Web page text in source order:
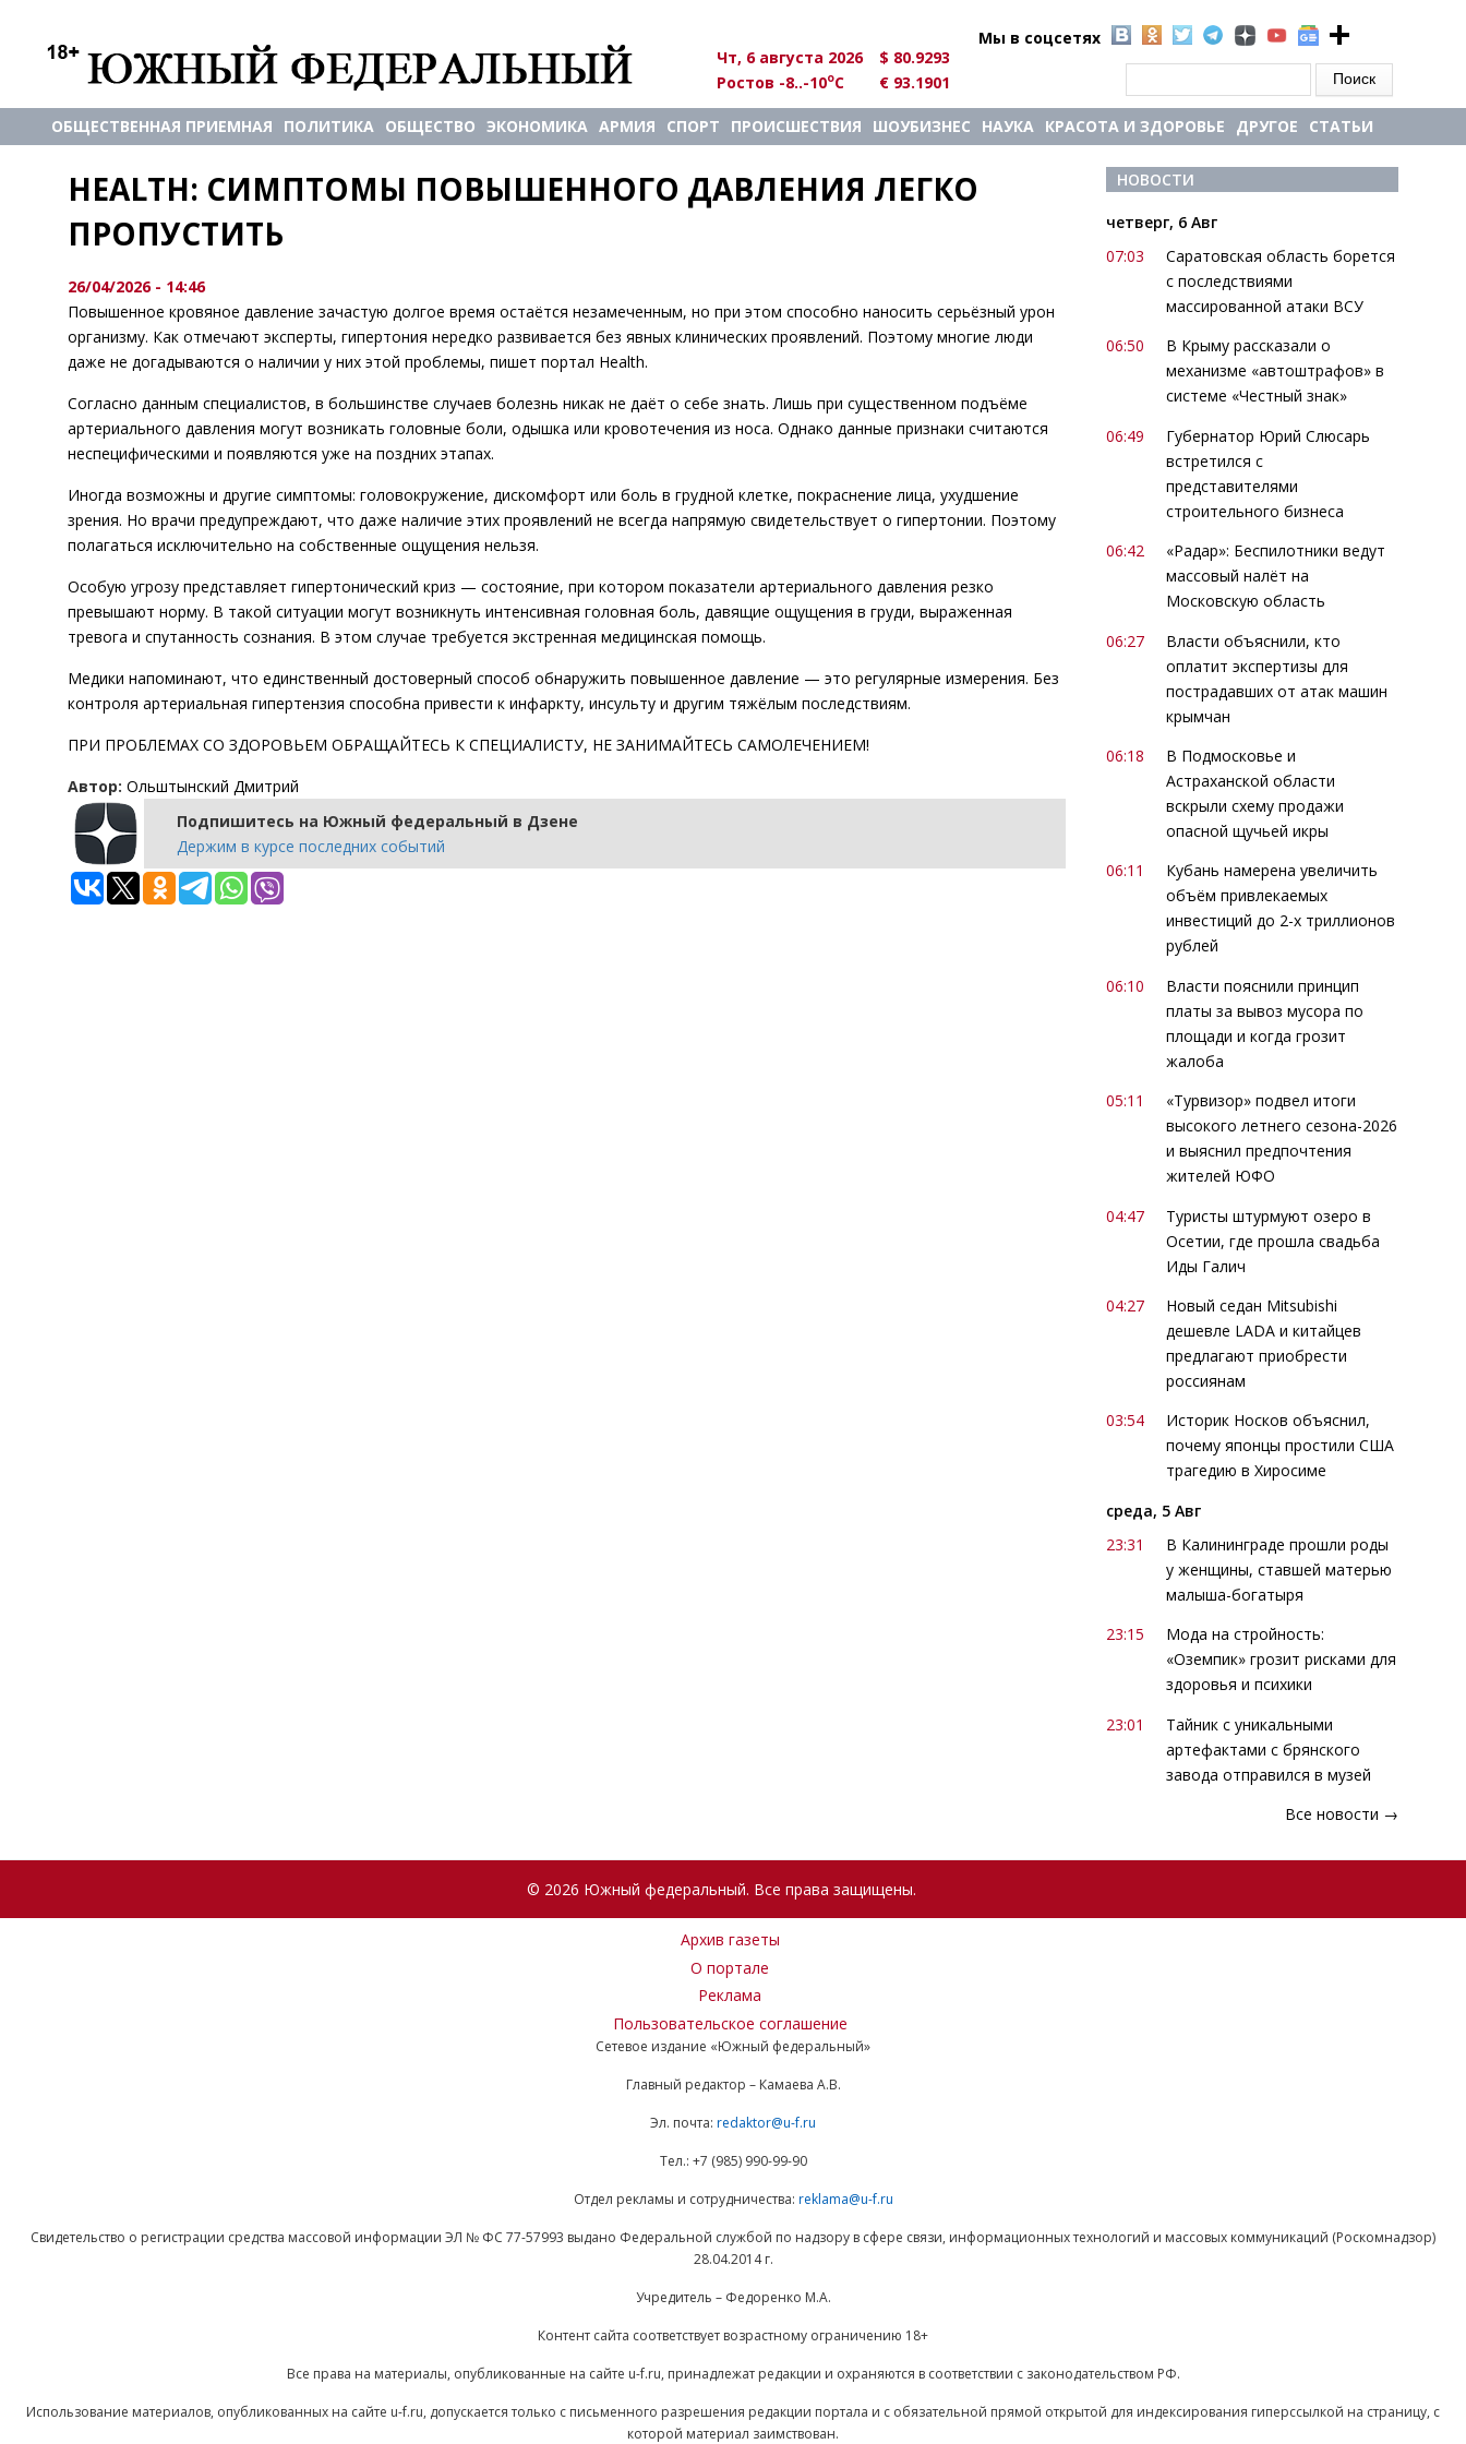
Мы в соцсетях
Чт, 6 августа 2026
$ 80.9293
Ростов -8..-10oC € 93.1901
ОБЩЕСТВЕННАЯ ПРИЕМНАЯ ПОЛИТИКА ОБЩЕСТВО ЭКОНОМИКА АРМИЯ СПОРТ ПРОИСШЕСТВИЯ ШОУБИЗНЕС НАУКА КРАСОТА И ЗДОРОВЬЕ ДРУГОЕ СТАТЬИ
HEALTH: СИМПТОМЫ ПОВЫШЕННОГО ДАВЛЕНИЯ ЛЕГКО
ПРОПУСТИТЬ
26/04/2026 - 14:46
Повышенное кровяное давление зачастую долгое время остаётся незамеченным, но при этом способно наносить серьёзный урон
организму. Как отмечают эксперты, гипертония нередко развивается без явных клинических проявлений. Поэтому многие люди
даже не догадываются о наличии у них этой проблемы, пишет портал Health.
Согласно данным специалистов, в большинстве случаев болезнь никак не даёт о себе знать. Лишь при существенном подъёме
артериального давления могут возникать головные боли, одышка или кровотечения из носа. Однако данные признаки считаются
неспецифическими и появляются уже на поздних этапах.
Иногда возможны и другие симптомы: головокружение, дискомфорт или боль в грудной клетке, покраснение лица, ухудшение
зрения. Но врачи предупреждают, что даже наличие этих проявлений не всегда напрямую свидетельствует о гипертонии. Поэтому
полагаться исключительно на собственные ощущения нельзя.
Особую угрозу представляет гипертонический криз — состояние, при котором показатели артериального давления резко
превышают норму. В такой ситуации могут возникнуть интенсивная головная боль, давящие ощущения в груди, выраженная
тревога и спутанность сознания. В этом случае требуется экстренная медицинская помощь.
Медики напоминают, что единственный достоверный способ обнаружить повышенное давление — это регулярные измерения. Без
контроля артериальная гипертензия способна привести к инфаркту, инсульту и другим тяжёлым последствиям.
ПРИ ПРОБЛЕМАХ СО ЗДОРОВЬЕМ ОБРАЩАЙТЕСЬ К СПЕЦИАЛИСТУ, НЕ ЗАНИМАЙТЕСЬ САМОЛЕЧЕНИЕМ!
Автор: Ольштынский Дмитрий
Подпишитесь на Южный федеральный в Дзене
Держим в курсе последних событий
НОВОСТИ
четверг, 6 Авг
07:03
Саратовская область борется
с последствиями
массированной атаки ВСУ
06:50
В Крыму рассказали о
механизме «автоштрафов» в
системе «Честный знак»
06:49
Губернатор Юрий Слюсарь
встретился с
представителями
строительного бизнеса
06:42
«Радар»: Беспилотники ведут
массовый налёт на
Московскую область
06:27
Власти объяснили, кто
оплатит экспертизы для
пострадавших от атак машин
крымчан
06:18
В Подмосковье и
Астраханской области
вскрыли схему продажи
опасной щучьей икры
06:11
Кубань намерена увеличить
объём привлекаемых
инвестиций до 2-х триллионов
рублей
06:10
Власти пояснили принцип
платы за вывоз мусора по
площади и когда грозит
жалоба
05:11
«Турвизор» подвел итоги
высокого летнего сезона-2026
и выяснил предпочтения
жителей ЮФО
04:47
Туристы штурмуют озеро в
Осетии, где прошла свадьба
Иды Галич
04:27
Новый седан Mitsubishi
дешевле LADA и китайцев
предлагают приобрести
россиянам
03:54
Историк Носков объяснил,
почему японцы простили США
трагедию в Хиросиме
среда, 5 Авг
23:31
В Калининграде прошли роды
у женщины, ставшей матерью
малыша-богатыря
23:15
Мода на стройность:
«Оземпик» грозит рисками для
здоровья и психики
23:01
Тайник с уникальными
артефактами с брянского
завода отправился в музей
Все новости →
© 2026 Южный федеральный. Все права защищены.
Архив газеты
О портале
Реклама
Пользовательское соглашение
Сетевое издание «Южный федеральный»
Главный редактор – Камаева А.В.
Эл. почта: redaktor@u-f.ru
Тел.: +7 (985) 990-99-90
Отдел рекламы и сотрудничества: reklama@u-f.ru
Свидетельство о регистрации средства массовой информации ЭЛ № ФС 77-57993 выдано Федеральной службой по надзору в сфере связи, информационных технологий и массовых коммуникаций (Роскомнадзор)
28.04.2014 г.
Учредитель – Федоренко М.А.
Контент сайта соответствует возрастному ограничению 18+
Все права на материалы, опубликованные на сайте u-f.ru, принадлежат редакции и охраняются в соответствии с законодательством РФ.
Использование материалов, опубликованных на сайте u-f.ru, допускается только с письменного разрешения редакции портала и с обязательной прямой открытой для индексирования гиперссылкой на страницу, с
которой материал заимствован.